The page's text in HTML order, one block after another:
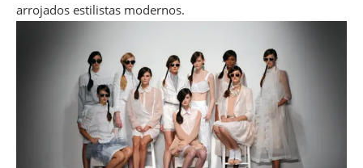
arrojados estilistas modernos.